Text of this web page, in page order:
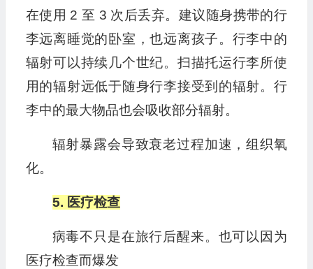
在使用 2 至 3 次后丢弃。建议随身携带的行
李远离睡觉的卧室，也远离孩子。行李中的
辐射可以持续几个世纪。扫描托运行李所使
用的辐射远低于随身行李接受到的辐射。行
李中的最大物品也会吸收部分辐射。
辐射暴露会导致衰老过程加速，组织氧
化。
5. 医疗检查
病毒不只是在旅行后醒来。也可以因为
医疗检查而爆发